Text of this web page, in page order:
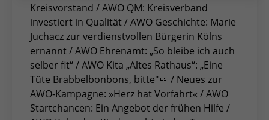
Kreisvorstand / AWO QM: Kreisverband
investiert in Qualität / AWO Geschichte: Marie
Juchacz zur verdienstvollen Bürgerin Kölns
ernannt / AWO Ehrenamt: „So bleibe ich auch
selber fit“ / AWO Kita „Altes Rathaus“: „Eine
Tüte Brabbelbonbons, bitte" / Neues zur
AWO-Kampagne: »Herz hat Vorfahrt« / AWO
Startchancen: Ein Angebot der frühen Hilfe /